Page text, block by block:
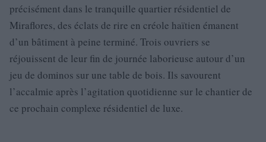
précisément dans le tranquille quartier résidentiel de
Miraflores, des éclats de rire en créole haïtien émanent
d’un bâtiment à peine terminé. Trois ouvriers se
réjouissent de leur fin de journée laborieuse autour d’un
jeu de dominos sur une table de bois. Ils savourent
l’accalmie après l’agitation quotidienne sur le chantier de
ce prochain complexe résidentiel de luxe.